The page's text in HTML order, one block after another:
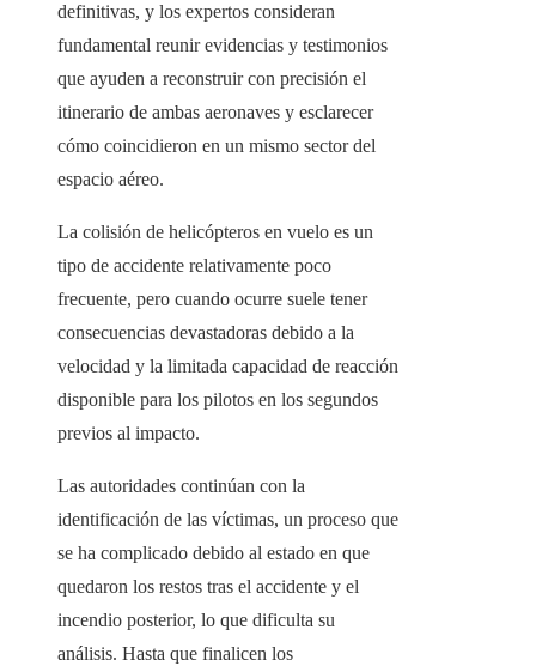
definitivas, y los expertos consideran
fundamental reunir evidencias y testimonios
que ayuden a reconstruir con precisión el
itinerario de ambas aeronaves y esclarecer
cómo coincidieron en un mismo sector del
espacio aéreo.
La colisión de helicópteros en vuelo es un
tipo de accidente relativamente poco
frecuente, pero cuando ocurre suele tener
consecuencias devastadoras debido a la
velocidad y la limitada capacidad de reacción
disponible para los pilotos en los segundos
previos al impacto.
Las autoridades continúan con la
identificación de las víctimas, un proceso que
se ha complicado debido al estado en que
quedaron los restos tras el accidente y el
incendio posterior, lo que dificulta su
análisis. Hasta que finalicen los